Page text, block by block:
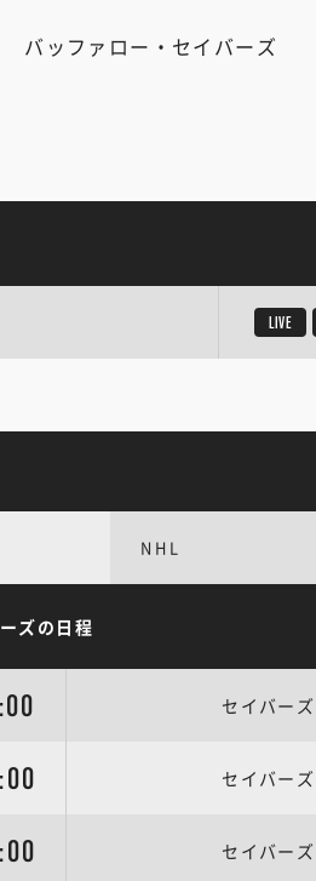
バッファロー・セイバーズ
LIVE
NHL
ズの日程
セイバーズ
セイバーズ
セイバーズ